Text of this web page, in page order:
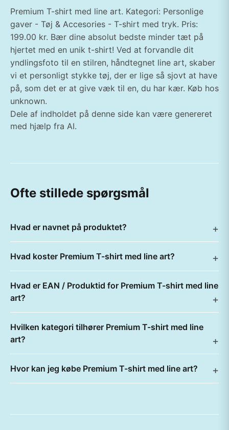
Premium T-shirt med line art. Kategori: Personlige
gaver - Tøj & Accesories - T-shirt med tryk. Pris:
199.00 kr. Bær dine absolut bedste minder tæt på
hjertet med en unik t-shirt! Ved at forvandle dit
yndlingsfoto til en stilren, håndtegnet line art, skaber
vi et personligt stykke tøj, der er lige så sjovt at have
på, som det er at give væk til en, du har kær. Køb hos
unknown.
Dele af indholdet på denne side kan være genereret
med hjælp fra AI.
Ofte stillede spørgsmål
Hvad er navnet på produktet?
Hvad koster Premium T-shirt med line art?
Hvad er EAN / Produktid for Premium T-shirt med line
art?
Hvilken kategori tilhører Premium T-shirt med line
art?
Hvor kan jeg købe Premium T-shirt med line art?